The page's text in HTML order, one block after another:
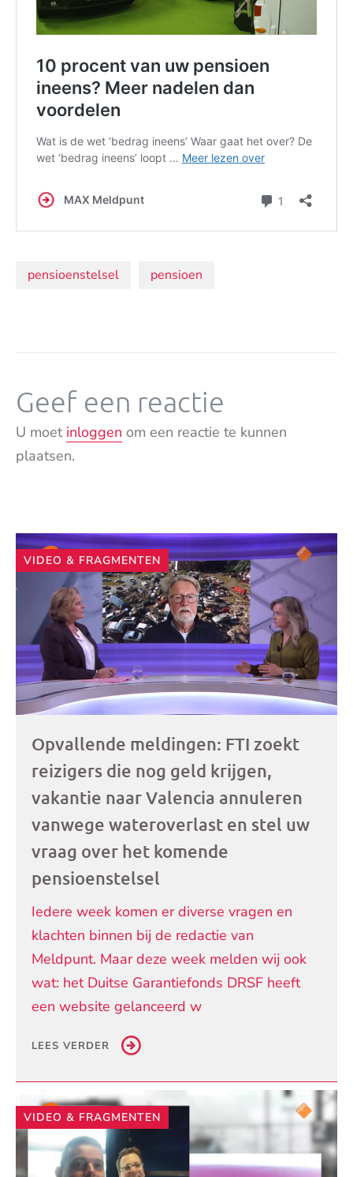
Onderwerpen:
pensioenstelsel pensioen
Geef een reactie
U moet inloggen om een reactie te kunnen
plaatsen.
Andere
artikelen
VIDEO & FRAGMENTEN
Opvallende meldingen: FTI zoekt
reizigers die nog geld krijgen,
vakantie naar Valencia annuleren
vanwege wateroverlast en stel uw
vraag over het komende
pensioenstelsel
Iedere week komen er diverse vragen en
klachten binnen bij de redactie van
Meldpunt. Maar deze week melden wij ook
wat: het Duitse Garantiefonds DRSF heeft
een website gelanceerd w
LEES VERDER
VIDEO & FRAGMENTEN